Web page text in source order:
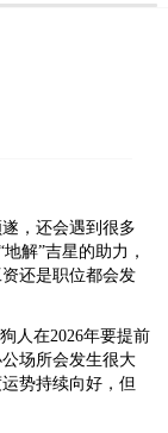
，还会遇到很多
解”吉星的助力，
还是职位都会发
人在2026年要提前
场所会发生很大
势持续向好，但